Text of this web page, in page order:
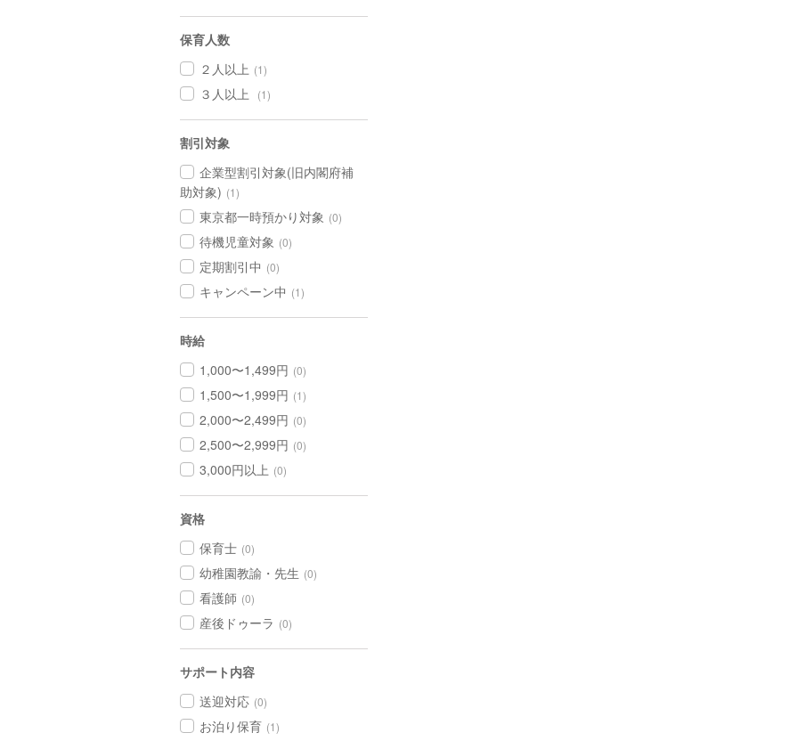
保育人数
２人以上 (1)
３人以上 (1)
割引対象
企業型割引対象(旧内閣府補
助対象) (1)
東京都一時預かり対象 (0)
待機児童対象 (0)
定期割引中 (0)
キャンペーン中 (1)
時給
1,000〜1,499円 (0)
1,500〜1,999円 (1)
2,000〜2,499円 (0)
2,500〜2,999円 (0)
3,000円以上 (0)
資格
保育士 (0)
幼稚園教諭・先生 (0)
看護師 (0)
産後ドゥーラ (0)
サポート内容
送迎対応 (0)
お泊り保育 (1)